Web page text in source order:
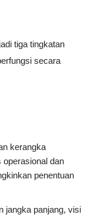
tiga tingkatan
secara
kerangka
dan
penentuan
jangka panjang, visi